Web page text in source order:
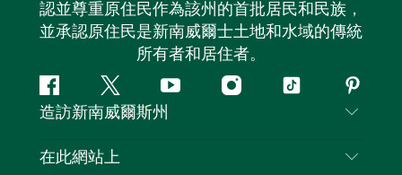
認並尊重原住民作為該州的首批居民和民族，
並承認原住民是新南威爾士土地和水域的傳統
所有者和居住者。
Facebook嘰
嘰
喳
Youtube Instagram
抖
造訪新南威爾斯州
聯絡我們
在此網站上